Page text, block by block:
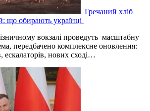
Гречаний хліб
що обирають українці
вокзалі проведуть масштабну
передбачено комплексне оновлення:
ескалаторів, нових сході…